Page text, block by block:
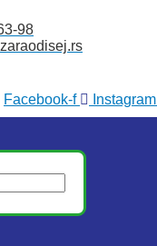
98
Facebook-f Instagram